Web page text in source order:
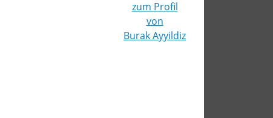
zum Profil
von
Burak Ayyildiz